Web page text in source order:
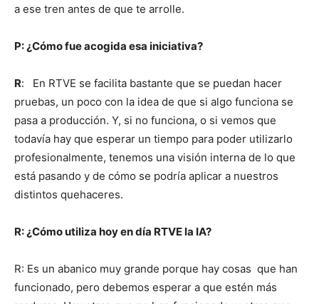
a ese tren antes de que te arrolle.
P: ¿Cómo fue acogida esa iniciativa?
R: En RTVE se facilita bastante que se puedan hacer
pruebas, un poco con la idea de que si algo funciona se
pasa a producción. Y, si no funciona, o si vemos que
todavía hay que esperar un tiempo para poder utilizarlo
profesionalmente, tenemos una visión interna de lo que
está pasando y de cómo se podría aplicar a nuestros
distintos quehaceres.
R: ¿Cómo utiliza hoy en día RTVE la IA?
R: Es un abanico muy grande porque hay cosas que han
funcionado, pero debemos esperar a que estén más